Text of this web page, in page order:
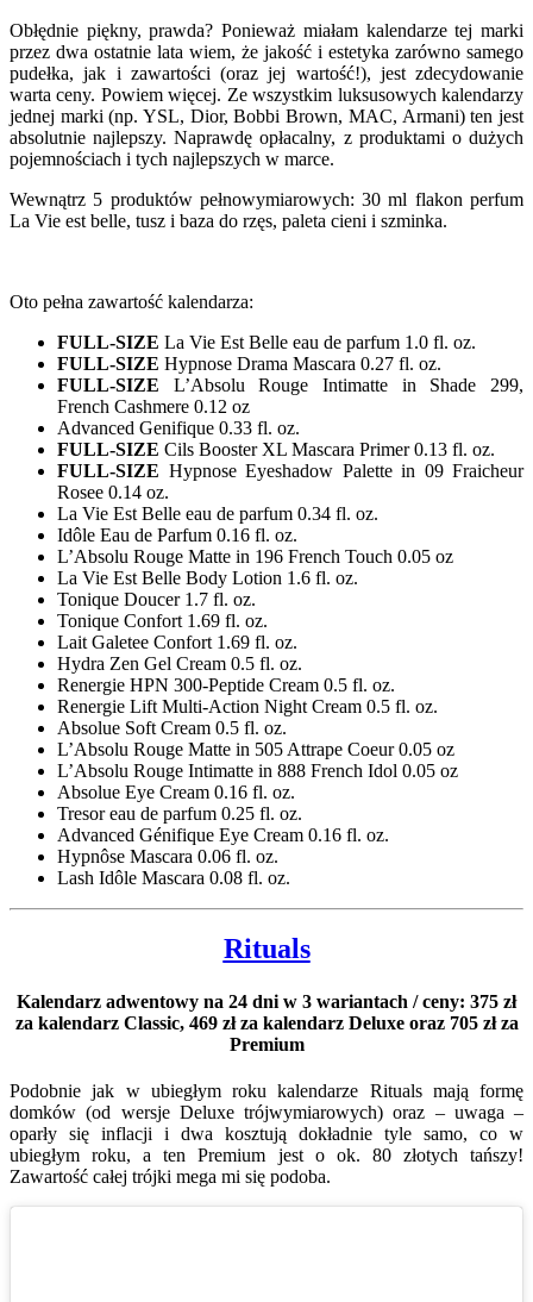
Obłędnie piękny, prawda? Ponieważ miałam kalendarze tej marki
przez dwa ostatnie lata wiem, że jakość i estetyka zarówno samego
pudełka, jak i zawartości (oraz jej wartość!), jest zdecydowanie
warta ceny. Powiem więcej. Ze wszystkim luksusowych kalendarzy
jednej marki (np. YSL, Dior, Bobbi Brown, MAC, Armani) ten jest
absolutnie najlepszy. Naprawdę opłacalny, z produktami o dużych
pojemnościach i tych najlepszych w marce.
Wewnątrz 5 produktów pełnowymiarowych: 30 ml flakon perfum
La Vie est belle, tusz i baza do rzęs, paleta cieni i szminka.
Oto pełna zawartość kalendarza:
FULL-SIZE La Vie Est Belle eau de parfum 1.0 fl. oz.
FULL-SIZE Hypnose Drama Mascara 0.27 fl. oz.
FULL-SIZE L’Absolu Rouge Intimatte in Shade 299,
French Cashmere 0.12 oz
Advanced Genifique 0.33 fl. oz.
FULL-SIZE Cils Booster XL Mascara Primer 0.13 fl. oz.
FULL-SIZE Hypnose Eyeshadow Palette in 09 Fraicheur
Rosee 0.14 oz.
La Vie Est Belle eau de parfum 0.34 fl. oz.
Idôle Eau de Parfum 0.16 fl. oz.
L’Absolu Rouge Matte in 196 French Touch 0.05 oz
La Vie Est Belle Body Lotion 1.6 fl. oz.
Tonique Doucer 1.7 fl. oz.
Tonique Confort 1.69 fl. oz.
Lait Galetee Confort 1.69 fl. oz.
Hydra Zen Gel Cream 0.5 fl. oz.
Renergie HPN 300-Peptide Cream 0.5 fl. oz.
Renergie Lift Multi-Action Night Cream 0.5 fl. oz.
Absolue Soft Cream 0.5 fl. oz.
L’Absolu Rouge Matte in 505 Attrape Coeur 0.05 oz
L’Absolu Rouge Intimatte in 888 French Idol 0.05 oz
Absolue Eye Cream 0.16 fl. oz.
Tresor eau de parfum 0.25 fl. oz.
Advanced Génifique Eye Cream 0.16 fl. oz.
Hypnôse Mascara 0.06 fl. oz.
Lash Idôle Mascara 0.08 fl. oz.
Rituals
Kalendarz adwentowy na 24 dni w 3 wariantach / ceny: 375 zł
za kalendarz Classic, 469 zł za kalendarz Deluxe oraz 705 zł za
Premium
Podobnie jak w ubiegłym roku kalendarze Rituals mają formę
domków (od wersje Deluxe trójwymiarowych) oraz – uwaga –
oparły się inflacji i dwa kosztują dokładnie tyle samo, co w
ubiegłym roku, a ten Premium jest o ok. 80 złotych tańszy!
Zawartość całej trójki mega mi się podoba.